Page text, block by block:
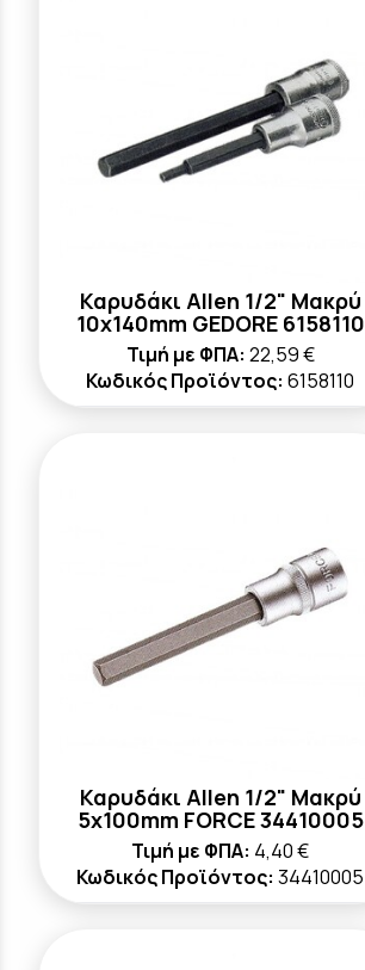
Καρυδάκι Allen 1/2" Μακρύ
10x140mm GEDORE 6158110
Τιμή με ΦΠΑ: 22,59 €
Κωδικός Προϊόντος: 6158110
Καρυδάκι Allen 1/2" Μακρύ
5x100mm FORCE 34410005
Τιμή με ΦΠΑ: 4,40 €
Κωδικός Προϊόντος: 34410005